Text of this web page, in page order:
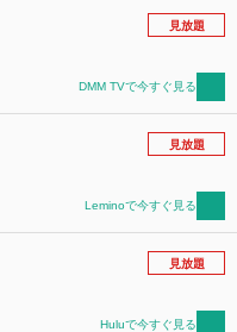
見放題
DMM TVで今すぐ見る
見放題
Leminoで今すぐ見る
見放題
Huluで今すぐ見る